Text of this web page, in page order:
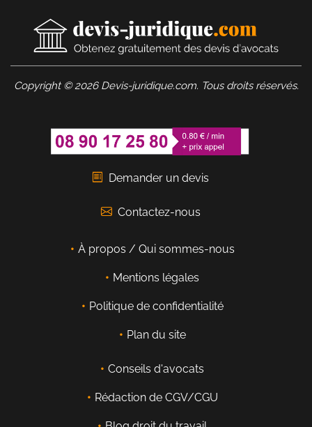
Copyright © 2026 Devis-juridique.com. Tous droits réservés.
Demander un devis
Contactez-nous
À propos / Qui sommes-nous
Mentions légales
Politique de confidentialité
Plan du site
Conseils d'avocats
Rédaction de CGV/CGU